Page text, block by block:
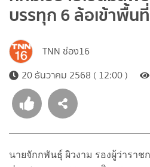
บรรทุก 6 ล้อเข้าพื้น
TNN ช่อง16
20 ธันวาคม 2568 ( 12:00 )
นายจักกพันธุ์ ผิวงาม รองผู้ว่าราช